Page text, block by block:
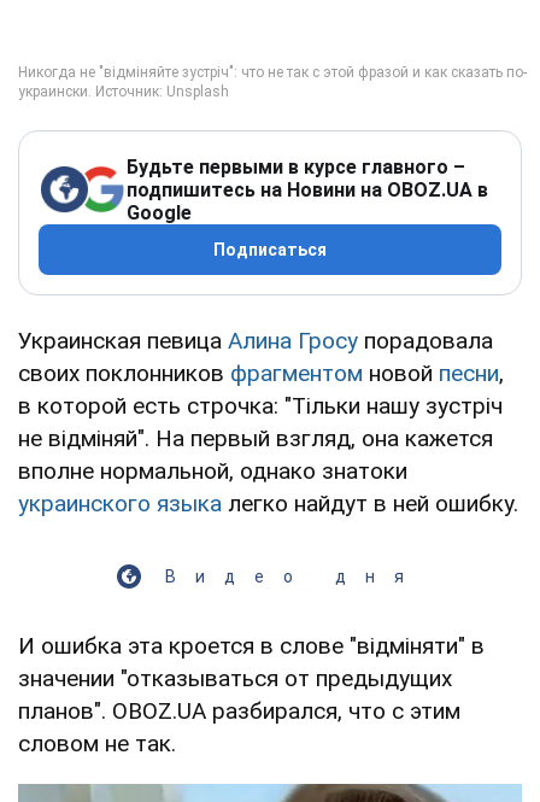
Будьте первыми в курсе главного –
подпишитесь на Новини на OBOZ.UA в
Google
Подписаться
Украинская певица Алина Гросу порадовала
своих поклонников фрагментом новой песни,
в которой есть строчка: "Тільки нашу зустріч
не відміняй". На первый взгляд, она кажется
вполне нормальной, однако знатоки
украинского языка легко найдут в ней ошибку.
Видео дня
И ошибка эта кроется в слове "відміняти" в
значении "отказываться от предыдущих
планов". OBOZ.UA разбирался, что с этим
словом не так.